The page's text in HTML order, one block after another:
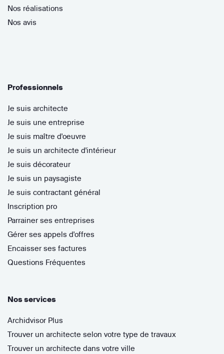
Nos réalisations
Nos avis
Professionnels
Je suis architecte
Je suis une entreprise
Je suis maître d'oeuvre
Je suis un architecte d'intérieur
Je suis décorateur
Je suis un paysagiste
Je suis contractant général
Inscription pro
Parrainer ses entreprises
Gérer ses appels d'offres
Encaisser ses factures
Questions Fréquentes
Nos services
Archidvisor Plus
Trouver un architecte selon votre type de travaux
Trouver un architecte dans votre ville